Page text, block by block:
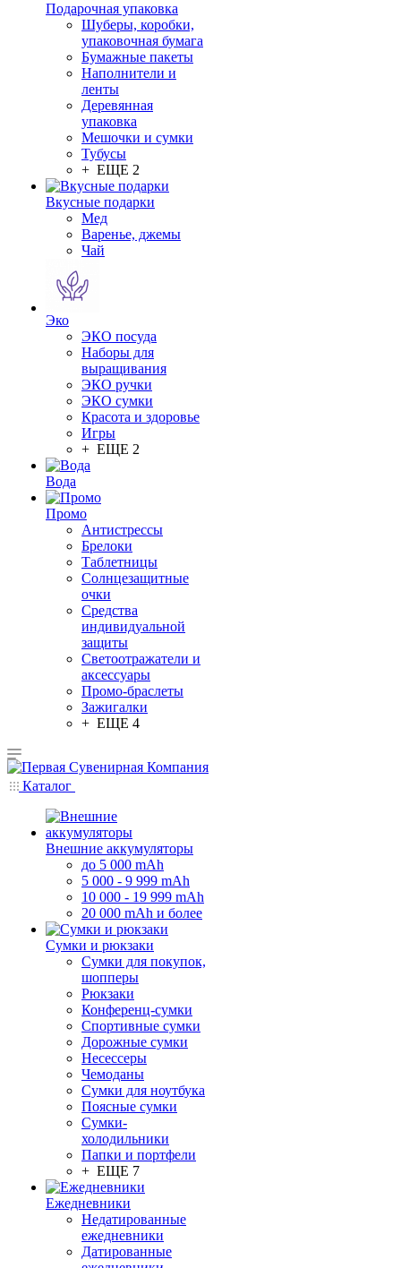
Подарочная упаковка
Шуберы, коробки,
упаковочная бумага
Бумажные пакеты
Наполнители и
ленты
Деревянная
упаковка
Мешочки и сумки
Тубусы
+ ЕЩЕ 2
Вкусные подарки
Мед
Варенье, джемы
Чай
Эко
ЭКО посуда
Наборы для
выращивания
ЭКО ручки
ЭКО сумки
Красота и здоровье
Игры
+ ЕЩЕ 2
Вода
Промо
Антистрессы
Брелоки
Таблетницы
Солнцезащитные
очки
Средства
индивидуальной
защиты
Светоотражатели и
аксессуары
Промо-браслеты
Зажигалки
+ ЕЩЕ 4
Каталог
Внешние аккумуляторы
до 5 000 mAh
5 000 - 9 999 mAh
10 000 - 19 999 mAh
20 000 mAh и более
Сумки и рюкзаки
Сумки для покупок,
шопперы
Рюкзаки
Конференц-сумки
Спортивные сумки
Дорожные сумки
Несессеры
Чемоданы
Сумки для ноутбука
Поясные сумки
Сумки-
холодильники
Папки и портфели
+ ЕЩЕ 7
Ежедневники
Недатированные
ежедневники
Датированные